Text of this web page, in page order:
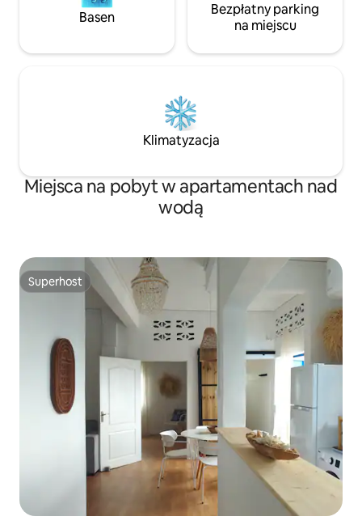
Basen
Bezpłatny parking
na miejscu
Klimatyzacja
Miejsca na pobyt w apartamentach nad
wodą
Superhost
Superhost